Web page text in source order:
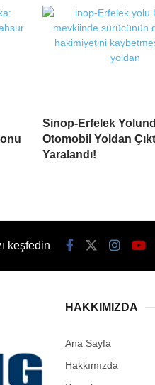
Sinop-Erfelek
Otomobil Yoldan
Yaralandı!
keşfedin
HAKKIMIZDA
Ana Sayfa
Hakkımızda